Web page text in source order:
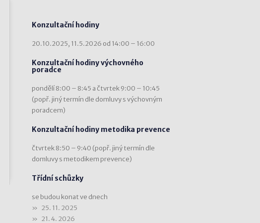
Konzultační hodiny
20.10.2025, 11.5.2026 od 14:00 – 16:00
Konzultační hodiny výchovného
poradce
pondělí 8:00 – 8:45 a čtvrtek 9:00 – 10:45
(popř. jiný termín dle domluvy s výchovným
poradcem)
Konzultační hodiny metodika prevence
čtvrtek 8:50 – 9:40 (popř. jiný termín dle
domluvy s metodikem prevence)
Třídní schůzky
se budou konat ve dnech
25. 11. 2025
21. 4. 2026